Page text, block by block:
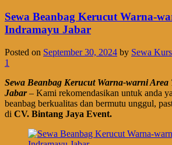
Sewa Beanbag Kerucut Warna-
Indramayu Jabar
Posted on September 30, 2024 by Sewa
1
Sewa Beanbag Kerucut Warna-warni
Jabar– Kami rekomendasikan untuk anda
beanbag berkualitas dan bermutu unggul,
di CV. Bintang Jaya Event.